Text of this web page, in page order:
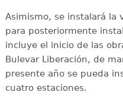
Asimismo, se instalará la
para posteriormente
incluye el inicio de las
Bulevar Liberación, de
presente año se pueda
cuatro estaciones.